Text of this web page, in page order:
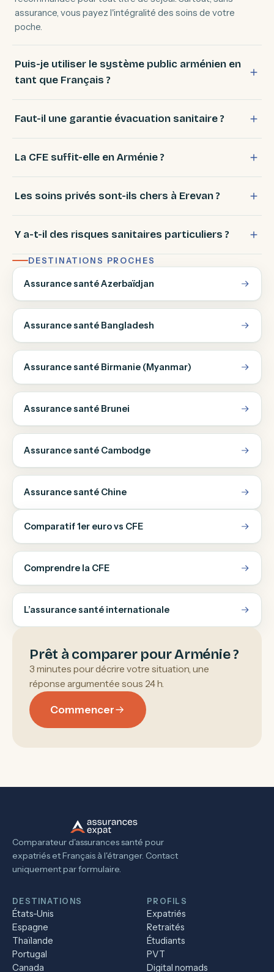
assurance, vous payez l'intégralité des soins de votre
poche.
Puis-je utiliser le système public arménien en
tant que Français ?
Faut-il une garantie évacuation sanitaire ?
La CFE suffit-elle en Arménie ?
Les soins privés sont-ils chers à Erevan ?
Y a-t-il des risques sanitaires particuliers ?
DESTINATIONS PROCHES
Assurance santé Azerbaïdjan
Assurance santé Bangladesh
Assurance santé Birmanie (Myanmar)
Assurance santé Brunei
Assurance santé Cambodge
Assurance santé Chine
Comparatif 1er euro vs CFE
Comprendre la CFE
L’assurance santé internationale
Prêt à comparer pour Arménie ?
3 minutes pour décrire votre situation, une
réponse argumentée sous 24 h.
Commencer
Comparateur d'assurances santé pour
expatriés et Français à l'étranger. Contact
uniquement par formulaire.
DESTINATIONS
États-Unis
Espagne
Thaïlande
Portugal
Canada
PROFILS
Expatriés
Retraités
Étudiants
PVT
Digital nomads